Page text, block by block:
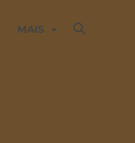
MAIS